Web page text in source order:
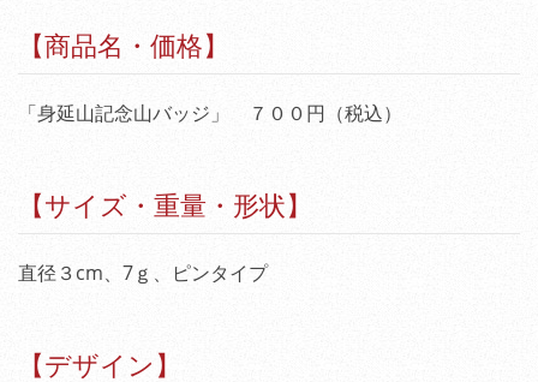
【商品名・価格】
「身延山記念山バッジ」 ７００円（税込）
【サイズ・重量・形状】
直径３cm、7ｇ、ピンタイプ
【デザイン】